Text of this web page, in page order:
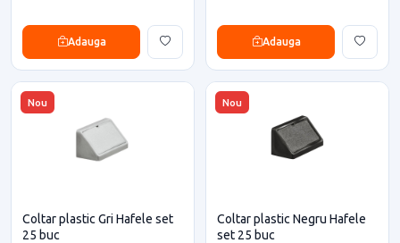
Adauga Adauga
Nou
Coltar plastic Gri Hafele set
25 buc
Nou
Coltar plastic Negru Hafele
set 25 buc